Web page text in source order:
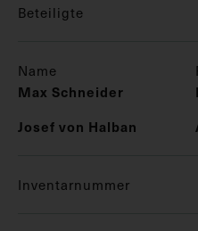
Beteiligte
Name
Max Schneider
Josef von Halban
Inventarnummer